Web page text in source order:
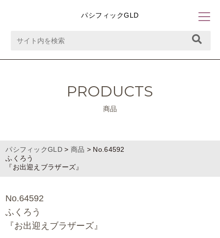
パシフィックGLD
PRODUCTS
商品
パシフィックGLD> 商品 > No.64592
ふくろう
『お出迎えブラザーズ』
No.64592
ふくろう
『お出迎えブラザーズ』